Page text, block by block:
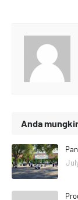
Anda